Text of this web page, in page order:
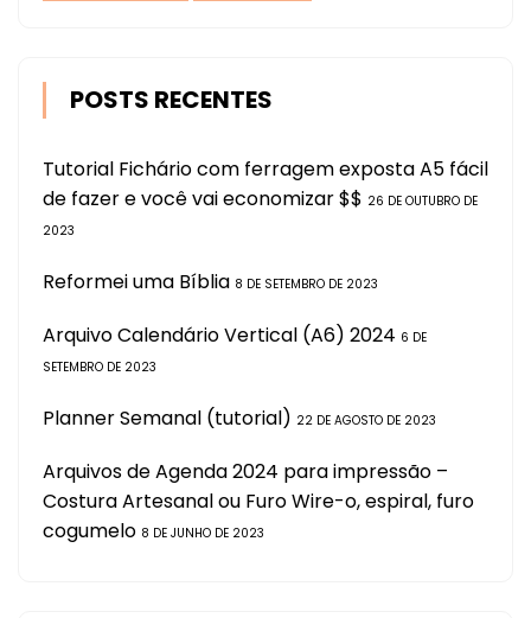
POSTS RECENTES
Tutorial Fichário com ferragem exposta A5 fácil
de fazer e você vai economizar $$ 26 DE OUTUBRO DE
2023
Reformei uma Bíblia 8 DE SETEMBRO DE 2023
Arquivo Calendário Vertical (A6) 2024 6 DE
SETEMBRO DE 2023
Planner Semanal (tutorial) 22 DE AGOSTO DE 2023
Arquivos de Agenda 2024 para impressão –
Costura Artesanal ou Furo Wire-o, espiral, furo
cogumelo 8 DE JUNHO DE 2023